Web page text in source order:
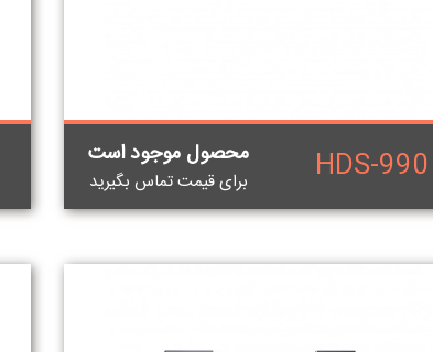
HDS-990 محصول موجود است
برای قيمت تماس بگيريد